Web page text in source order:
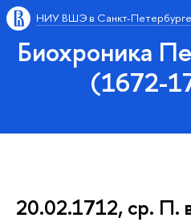
НИУ ВШЭ в Санкт-Петербурге
Биохроника
(1672-
20.02.1712, ср. П.